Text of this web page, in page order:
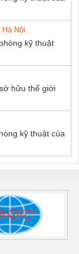
Nội
kỹ thuật
hữu thế giới
kỹ thuật của